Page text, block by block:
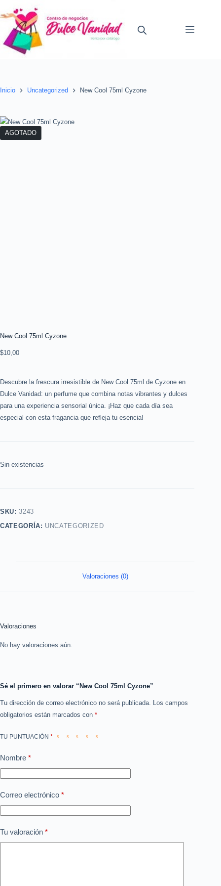
al
contenido
Inicio Uncategorized New Cool 75ml Cyzone
AGOTADO
New Cool 75ml Cyzone
$10,00
Descubre la frescura irresistible de New Cool 75ml de Cyzone en
Dulce Vanidad: un perfume que combina notas vibrantes y dulces
para una experiencia sensorial única. ¡Haz que cada día sea
especial con esta fragancia que refleja tu esencia!
Sin existencias
SKU:3243
CATEGORÍA: UNCATEGORIZED
Valoraciones (0)
Valoraciones
No hay valoraciones aún.
Sé el primero en valorar “New Cool 75ml Cyzone”
Tu dirección de correo electrónico no será publicada. Los campos
obligatorios están marcados con *
TU PUNTUACIÓN *
Nombre *
Correo electrónico *
Tu valoración *